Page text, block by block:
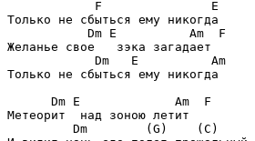
Только не сбыться ему никогда
           Dm E          Am  F
Желанье свое   зэка загадает
            Dm   E          Am
Только не сбыться ему никогда
      Dm E             Am  F
Метеорит  над зоною летит
         Dm	   (G)	  (C)